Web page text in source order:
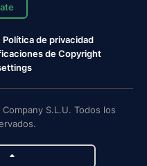
Política de privacidad
de Copyright
S.L.U. Todos los